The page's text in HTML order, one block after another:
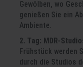
Gewölben, wo
genießen Sie ein
Ambiente.
2. Tag: MDR-
Frühstück werden
durch die Studios